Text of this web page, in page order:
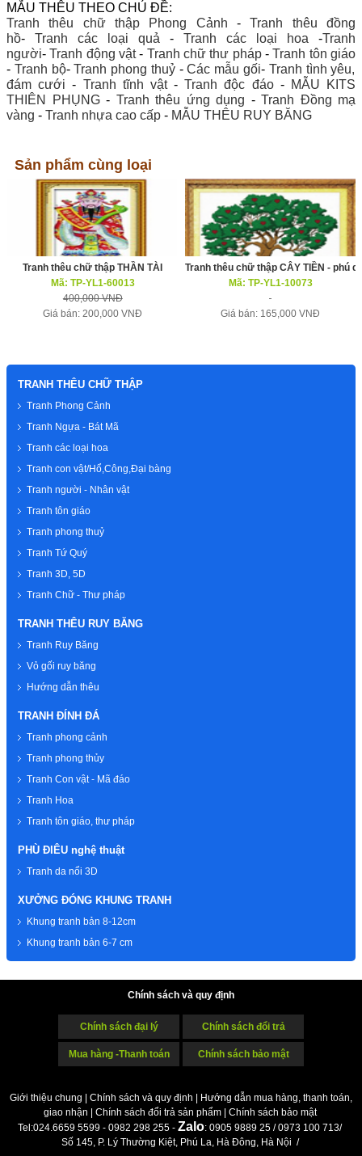
MẪU THÊU THEO CHỦ ĐỀ:
Tranh thêu chữ thập Phong Cảnh -Tranh thêu đồng
hồ- Tranh các loại quả - Tranh các loại hoa -Tranh
người-Tranh động vật- Tranh chữ thư pháp-Tranh tôn giáo
- Tranh bộ-Tranh phong thuỷ -Các mẫu gối- Tranh tình yêu,
đám cưới - Tranh tĩnh vật-Tranh độc đáo- MẪU KITS
THIÊN PHỤNG- Tranh thêu ứng dụng - Tranh Đồng mạ
vàng - Tranh nhựa cao cấp - MẪU THÊU RUY BĂNG
Sản phẩm cùng loại
Tranh thêu chữ thập THẦN TÀI
Mã: TP-YL1-60013
400,000 VNĐ
Giá bán: 200,000 VNĐ
Tranh thêu chữ thập CÂY TIỀN - phú
Mã: TP-YL1-10073
Giá bán: 165,000 VNĐ
TRANH THÊU CHỮ THẬP
Tranh Phong Cảnh
Tranh Ngựa - Bát Mã
Tranh các loại hoa
Tranh con vật/Hổ,Công,Đại bàng
Tranh người - Nhân vật
Tranh tôn giáo
Tranh phong thuỷ
Tranh Tứ Quý
Tranh 3D, 5D
Tranh Chữ - Thư pháp
TRANH THÊU RUY BĂNG
Tranh Ruy Băng
Vỏ gối ruy băng
Hướng dẫn thêu
TRANH ĐÍNH ĐÁ
Tranh phong cảnh
Tranh phong thủy
Tranh Con vật - Mã đáo
Tranh Hoa
Tranh tôn giáo, thư pháp
PHÙ ĐIÊU nghệ thuật
Tranh da nổi 3D
XƯỞNG ĐÓNG KHUNG TRANH
Khung tranh bản 8-12cm
Khung tranh bản 6-7 cm
Chính sách và quy định
Chính sách đại lý Chính sách đổi trả
Mua hàng -Thanh toán Chính sách bảo mật
Giới thiệu chung Chính sách và quy định
Hướng dẫn mua hàng, thanh toán,
giao nhận
Chính sách đổi trả sản phẩm| Chính sách bảo mật
Tel:024.6659 5599 - 0982 298 255 - Zalo: 0905 9889 25 / 0973 100 713/
Số 145, P. Lý Thường Kiệt, Phú La, Hà Đông, Hà Nội /